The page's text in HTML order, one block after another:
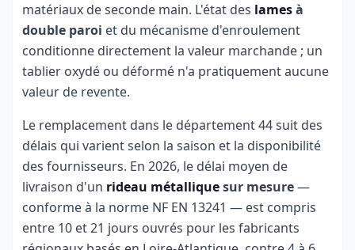
matériaux de seconde main. L'état des lamesà
double paroi et du mécanisme d'enroulement
conditionne directement la valeur marchande ; un
tablier oxydé ou déformé n'a pratiquement aucune
valeur de revente.
Le remplacement dans le département 44 suit des
délais qui varient selon la saison et la disponibilité
des fournisseurs. En 2026, le délai moyen de
livraison d'un rideau métalliquesur mesure—
conforme à la norme NF EN 13241 — est compris
entre 10 et 21 jours ouvrés pour les fabricants